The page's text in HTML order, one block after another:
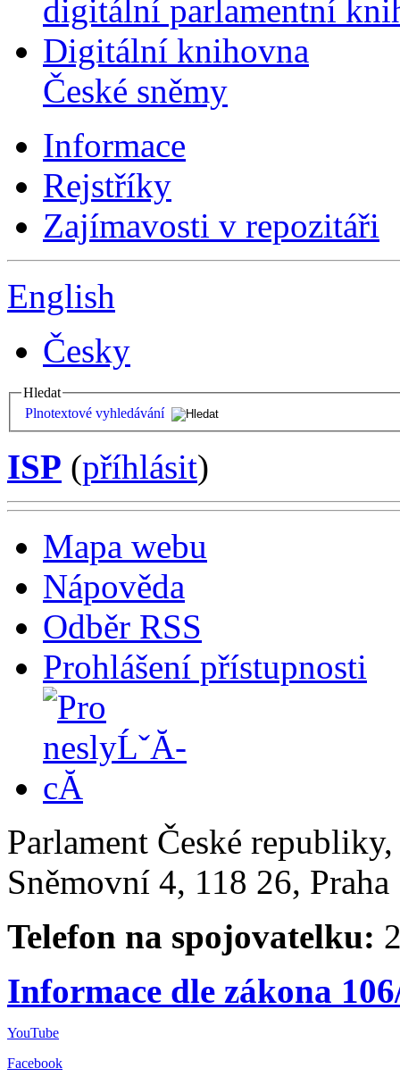
digitální parlamentní
Digitální knihovna
České sněmy
Informace
Rejstříky
Zajímavosti v repozitáři
English
Česky
Hledat
Plnotextové vyhledávání
ISP (příhlásit)
Mapa webu
Nápověda
Odběr RSS
Prohlášení přístupnosti
Parlament České
Sněmovní 4, 118 26,
Telefon na spojovatelku:
Informace dle zákona
YouTube
Facebook